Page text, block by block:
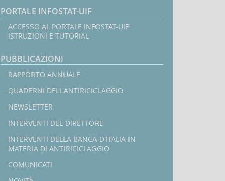
PORTALE INFOSTAT-UIF
ACCESSO AL PORTALE INFOSTAT-UIF
ISTRUZIONI E TUTORIAL
PUBBLICAZIONI
RAPPORTO ANNUALE
QUADERNI DELL'ANTIRICICLAGGIO
NEWSLETTER
INTERVENTI DEL DIRETTORE
INTERVENTI DELLA BANCA D'ITALIA IN
MATERIA DI ANTIRICICLAGGIO
COMUNICATI